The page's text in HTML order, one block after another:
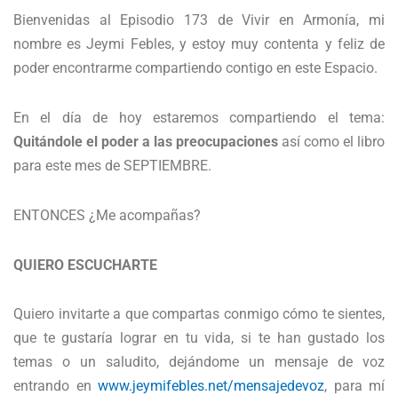
Bienvenidas al Episodio 173 de Vivir en Armonía, mi
nombre es Jeymi Febles, y estoy muy contenta y feliz de
poder encontrarme compartiendo contigo en este Espacio.
En el día de hoy estaremos compartiendo el tema:
Quitándole el poder a las preocupaciones así como el libro
para este mes de SEPTIEMBRE.
ENTONCES ¿Me acompañas?
QUIERO ESCUCHARTE
Quiero invitarte a que compartas conmigo cómo te sientes,
que te gustaría lograr en tu vida, si te han gustado los
temas o un saludito, dejándome un mensaje de voz
entrando en www.jeymifebles.net/mensajedevoz, para mí